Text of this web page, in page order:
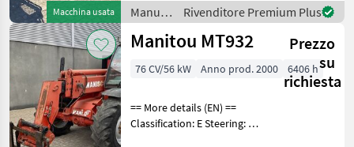
Macchina usata
Manutenzione
alberi /
Genie
Rivenditore Premium Plus
Manitou MT932
Prezzo
su
richiesta
76 CV/56 kW Anno prod. 2000 6406 h
== More details (EN) ==
Classification: E Steering: 4